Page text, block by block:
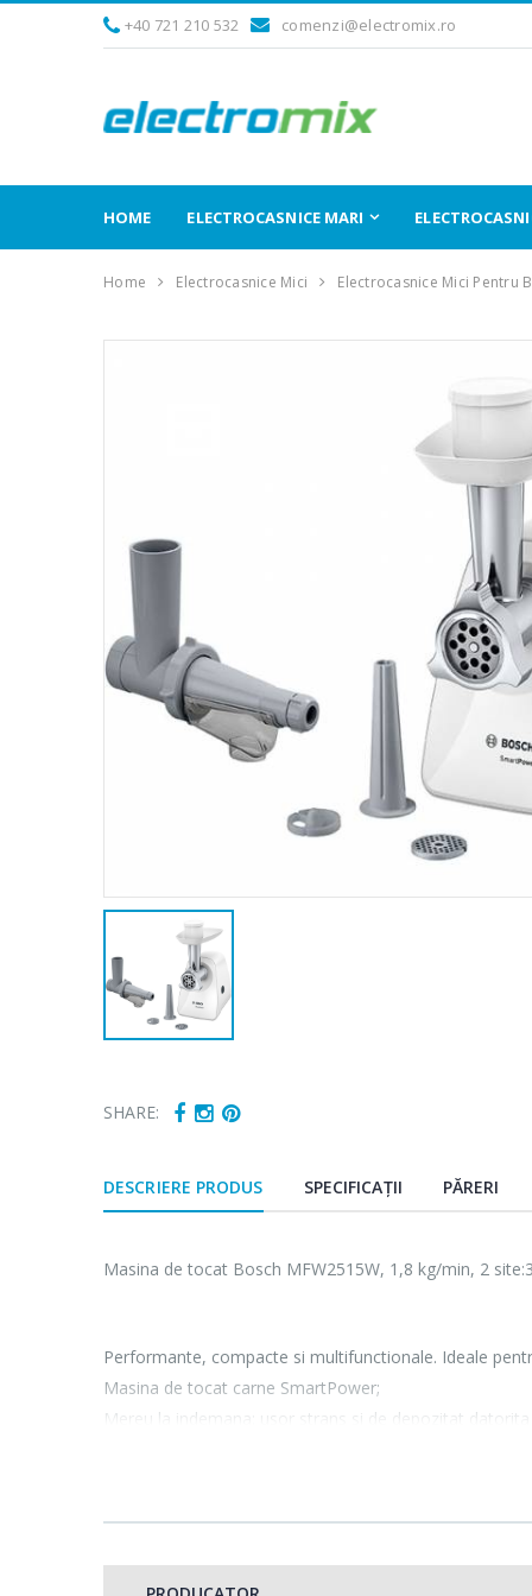
+40 721 210 532 comenzi@electromix.ro
HOME ELECTROCASNICE MARI
Home Electrocasnice Mici Electrocasnice Mici Pentru
SHARE:
DESCRIERE PRODUS SPECIFICAȚII PĂRERI
Masina de tocat Bosch MFW2515W, 1,8 kg/min, 2
Performante, compacte si multifunctionale. Ideale
Masina de tocat carne SmartPower;
Mereu la indemana: usor strans si de depozitat datorita
Putere consumata : 350 W;